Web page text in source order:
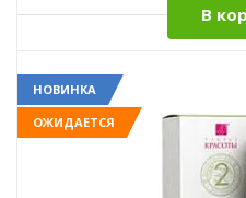
В
НОВИНКА
ОЖИДАЕТСЯ